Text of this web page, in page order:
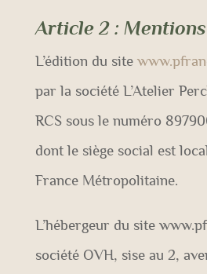
Article 2:
L’édition du site
par la société L’Atelier
RCS sous le numéro
dont le siège social est
France Métropolitaine.
L’hébergeur du site
société OVH, sise au 2,